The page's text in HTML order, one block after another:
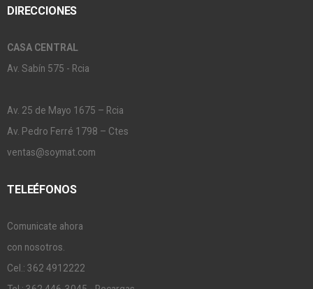
DIRECCIONES
CASA CENTRAL
Av. Sabín 575 - Rcia
Av. 25 de Mayo 1675 – Rcia
Av. Pedro Ferré 1798 – Ctes
ventas@soymat.com
TELEÉFONOS
Comunicate ahora
con nosotros.
Cel.: 362 4912222